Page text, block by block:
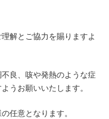
解とご協力を賜りますよ
良、咳や発熱のような症
うお願いいたします。
任意となります。